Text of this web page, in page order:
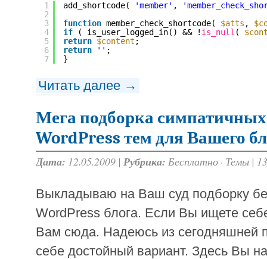
1
2
3
4
5
6
7
add_shortcode( 'member' ,
function member_check_shortcode( $atts ,
if
( is_user_logged_in() && ! is_null (
return $content ;
return
'' ;
}
Читать далее →
Мега подборка
WordPress тем для Вашего
Дата: 12.05.2009 | Рубрика: Бесплатно · Темы |
Выкладываю на Ваш суд подборку
WordPress блога. Если Вы ищете
Вам сюда. Надеюсь из сегодняшней
себе достойный вариант. Здесь Вы